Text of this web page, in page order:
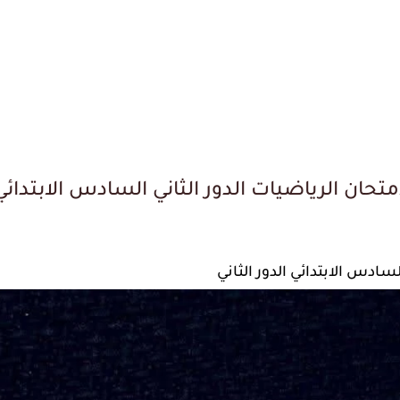
الرياضيات الدور الثاني السادس
الابتدائي الدور الثاني